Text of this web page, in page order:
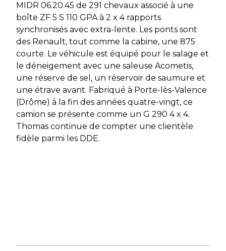
MIDR 06.20.45 de 291 chevaux associé à une
boîte ZF 5 S 110 GPA à 2 x 4 rapports
synchronisés avec extra-lente. Les ponts sont
des Renault, tout comme la cabine, une 875
courte. Le véhicule est équipé pour le salage et
le déneigement avec une saleuse Acometis,
une réserve de sel, un réservoir de saumure et
une étrave avant. Fabriqué à Porte-lès-Valence
(Drôme) à la fin des années quatre-vingt, ce
camion se présente comme un G 290 4 x 4.
Thomas continue de compter une clientèle
fidèle parmi les DDE.